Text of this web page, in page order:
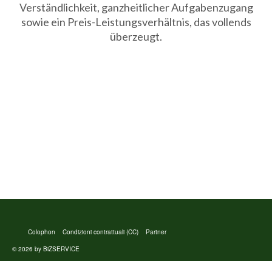
Verständlichkeit, ganzheitlicher Aufgabenzugang
sowie ein Preis-Leistungsverhältnis, das vollends
überzeugt.
Colophon Condizioni contrattuali (CC)
Partner
© 2026 by BiZSERVICE